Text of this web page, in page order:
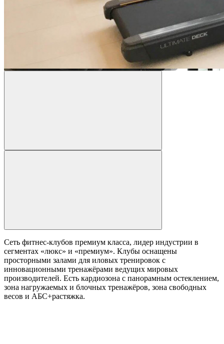
Сеть фитнес-клубов премиум класса, лидер индустрии в
сегментах «люкс» и «премиум». Клубы оснащены
просторными залами для иловых тренировок с
инновационными тренажёрами ведущих мировых
производителей. Есть кардиозона с панорамным остеклением,
зона нагружаемых и блочных тренажёров, зона свободных
весов и АБС+растяжка.